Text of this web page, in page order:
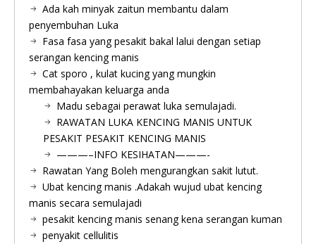
Ada kah minyak zaitun membantu dalam
penyembuhan Luka
Fasa fasa yang pesakit bakal lalui dengan setiap
serangan kencing manis
Cat sporo , kulat kucing yang mungkin
membahayakan keluarga anda
Madu sebagai perawat luka semulajadi.
RAWATAN LUKA KENCING MANIS UNTUK
PESAKIT PESAKIT KENCING MANIS
———–INFO KESIHATAN———-
Rawatan Yang Boleh mengurangkan sakit lutut.
Ubat kencing manis .Adakah wujud ubat kencing
manis secara semulajadi
pesakit kencing manis senang kena serangan kuman
penyakit cellulitis